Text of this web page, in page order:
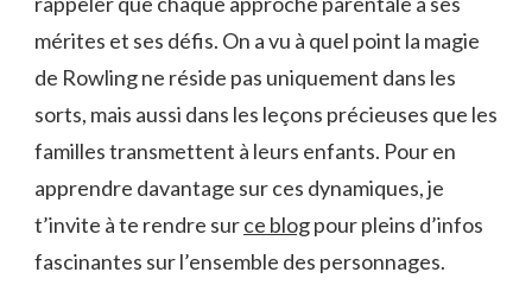
mérites et ses défis. On a vu à quel point la magie
de Rowling ne réside pas uniquement dans les
sorts, mais aussi dans les leçons précieuses que les
familles transmettent à leurs enfants. Pour en
apprendre davantage sur ces dynamiques, je
t’invite à te rendre surce blogpour pleins d’infos
fascinantes sur l’ensemble des personnages.